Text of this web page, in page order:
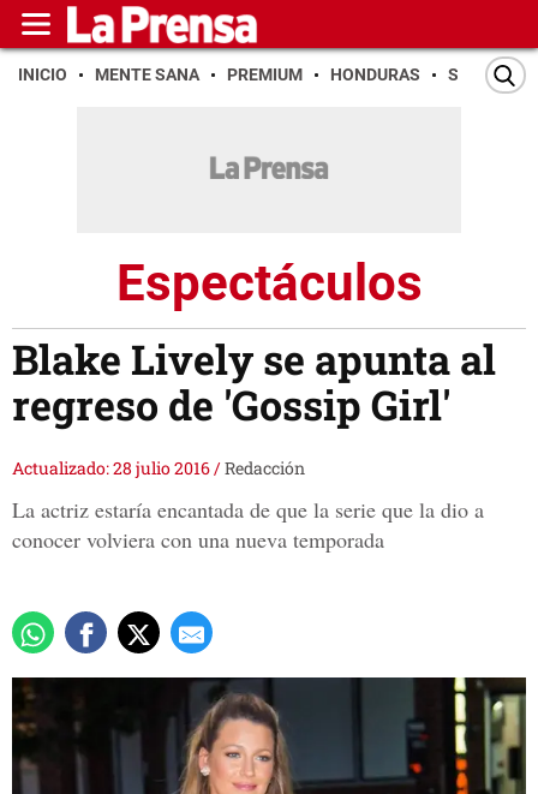
INICIO MENTE SANA PREMIUM HONDURAS SAN PEDRO
Espectáculos
Blake Lively se apunta al
regreso de 'Gossip Girl'
Actualizado: 28 julio 2016/Redacción
La actriz estaría encantada de que la serie que la dio a
conocer volviera con una nueva temporada